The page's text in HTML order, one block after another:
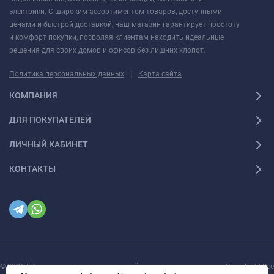
электрики. С широким ассортиментом товаров, доступными
ценами и быстрой доставкой, наш магазин гарантирует простоту
и комфорт покупки, позволяя клиентам находить идеальные
решения для своих домов и офисов без лишних хлопот.
Политика персональных данных | Карта сайта
КОМПАНИЯ
ДЛЯ ПОКУПАТЕЛЕЙ
ЛИЧНЫЙ КАБИНЕТ
КОНТАКТЫ
© 2026 | Интернет магазин инженерной сантехники и электрики Rigaplast | Все